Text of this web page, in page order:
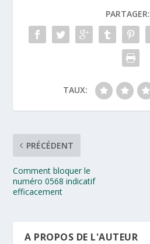
PARTAGER:
TAUX:
PRÉCÉDENT
Comment bloquer le
numéro 0568 indicatif
efficacement
A PROPOS DE L'AUTEUR